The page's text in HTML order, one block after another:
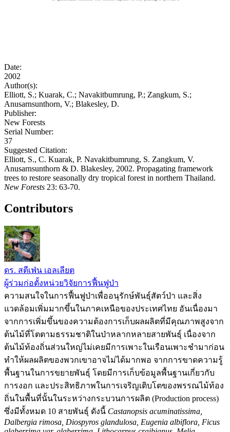
Date:
2002
Author(s):
Elliott, S.; Kuarak, C.; Navakitbumrung, P.; Zangkum, S.;
Anusarnsunthorn, V.; Blakesley, D.
Publisher:
New Forests
Serial Number:
37
Suggested Citation:
Elliott, S., C. Kuarak, P. Navakitbumrung, S. Zangkum, V.
Anusarnsunthorn & D. Blakesley, 2002. Propagating framework
trees to restore seasonally dry tropical forest in northern Thailand.
New Forests 23: 63-70.
Contributors
ดร. สตีเฟ่น เอลเลียต
ผู้ร่วมก่อตั้งหน่วยวิจัยการฟื้นฟูป่า
ความสนใจในการฟื้นฟูป่าเพื่ออนุรักษ์พันธุ์สัตว์ป่า และสิ่ง
แวดล้อมเพิ่มมากขึ้นในภาคเหนือของประเทศไทย อันเนื่องมา
จากการเพิ่มขึ้นของความต้องการเก็บผลผลิตที่มีคุณภาพสูงจาก
ต้นไม้ที่โตตามธรรมชาติในป่าหลากหลายสายพันธุ์ เนื่องจาก
ต้นไม้ท้องถิ่นส่วนใหญ่ไม่เคยมีการเพาะในเรือนเพาะชำมาก่อน
ทำให้ผลผลิตของพวกเขาอาจไม่ได้มากพอ จากการขาดความรู้
พื้นฐานในการขยายพันธุ์ โดยมีการเก็บข้อมูลพื้นฐานเกี่ยวกับ
การงอก และประสิทธิภาพในการเจริญเติบโตของพรรณไม้ท้อง
ถิ่นในพื้นที่นั้นในระหว่างกระบวนการผลิต (Production process)
ซึ่งมีทั้งหมด 10 สายพันธุ์ ดังนี้ Castanopsis acuminatissima,
Dalbergia rimosa, Diospyros glandulosa, Eugenia albiflora, Ficus